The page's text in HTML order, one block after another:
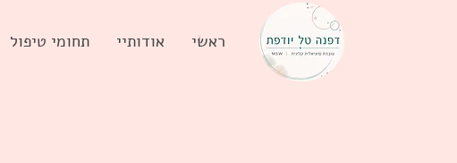
ראשי אודותיי תחומי טיפול